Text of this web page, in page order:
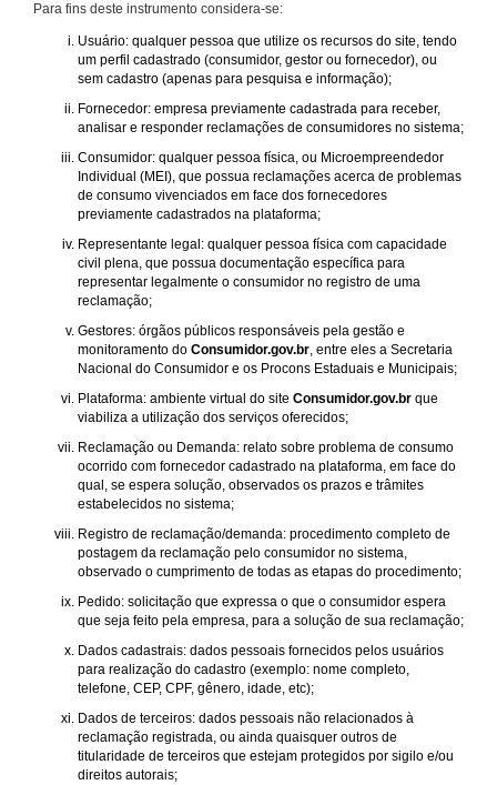
Para fins deste instrumento considera-se:
Usuário: qualquer pessoa que utilize os recursos do site, tendo
um perfil cadastrado (consumidor, gestor ou fornecedor), ou
sem cadastro (apenas para pesquisa e informação);
Fornecedor: empresa previamente cadastrada para receber,
analisar e responder reclamações de consumidores no sistema;
Consumidor: qualquer pessoa física, ou Microempreendedor
Individual (MEI), que possua reclamações acerca de problemas
de consumo vivenciados em face dos fornecedores
previamente cadastrados na plataforma;
Representante legal: qualquer pessoa física com capacidade
civil plena, que possua documentação específica para
representar legalmente o consumidor no registro de uma
reclamação;
Gestores: órgãos públicos responsáveis pela gestão e
monitoramento do Consumidor.gov.br, entre eles a Secretaria
Nacional do Consumidor e os Procons Estaduais e Municipais;
Plataforma: ambiente virtual do site Consumidor.gov.br que
viabiliza a utilização dos serviços oferecidos;
Reclamação ou Demanda: relato sobre problema de consumo
ocorrido com fornecedor cadastrado na plataforma, em face do
qual, se espera solução, observados os prazos e trâmites
estabelecidos no sistema;
Registro de reclamação/demanda: procedimento completo de
postagem da reclamação pelo consumidor no sistema,
observado o cumprimento de todas as etapas do procedimento;
Pedido: solicitação que expressa o que o consumidor espera
que seja feito pela empresa, para a solução de sua reclamação;
Dados cadastrais: dados pessoais fornecidos pelos usuários
para realização do cadastro (exemplo: nome completo,
telefone, CEP, CPF, gênero, idade, etc);
Dados de terceiros: dados pessoais não relacionados à
reclamação registrada, ou ainda quaisquer outros de
titularidade de terceiros que estejam protegidos por sigilo e/ou
direitos autorais;